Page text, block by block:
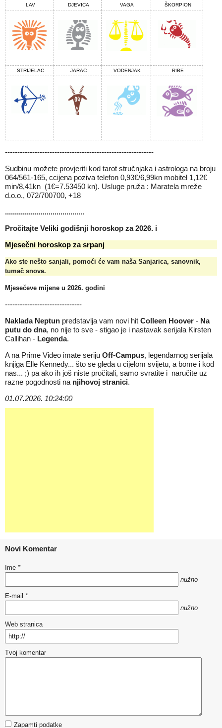
LAV DJEVICA VAGA ŠKORPION
STRIJELAC JARAC VODENJAK RIBE
------------------------------------------------------------
Sudbinu možete provjeriti kod tarot stručnjaka i astrologa na broju
064/561-165, ccijena poziva telefon 0,93€/6,99kn mobitel 1,12€
min/8,41kn (1€=7.53450 kn). Usluge pruža : Maratela mreže
d.o.o., 072/700700, +18
........................................
Pročitajte Veliki godišnji horoskop za 2026. i
Mjesečni horoskop za srpanj
Ako ste nešto sanjali, pomoći će vam naša Sanjarica, sanovnik,
tumač snova.
Mjesečeve mijene u 2026. godini
-------------------------------
Naklada Neptun predstavlja vam novi hit Colleen Hoover - Na
putu do dna, no nije to sve - stigao je i nastavak serijala Kirsten
Callihan - Legenda.
A na Prime Video imate seriju Off-Campus, legendarnog serijala
knjiga Elle Kennedy... što se gleda u cijelom svijetu, a bome i kod
nas... ;) pa ako ih još niste pročitali, samo svratite i naručite uz
razne pogodnosti na njihovoj stranici.
01.07.2026. 10:24:00
Novi Komentar
Ime *
nužno
E-mail *
nužno
Web stranica
Tvoj komentar
Zapamti podatke